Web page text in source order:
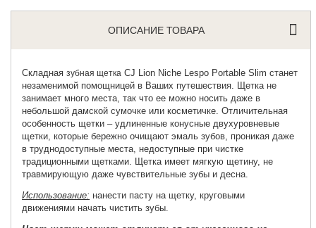
ОПИСАНИЕ ТОВАРА
Складнаязубная щетка CJ Lion Niche Lespo Portable Slim станет
незаменимой помощницей в Ваших путешествия. Щетка не
занимает много места, так что ее можно носить даже в
небольшой дамской сумочке или косметичке. Отличительная
особенность щетки – удлиненные конусные двухуровневые
щетки, которые бережно очищают эмаль зубов, проникая даже
в труднодоступные места, недоступные при чистке
традиционными щетками. Щетка имеет мягкую щетину, не
травмирующую даже чувствительные зубы и десна.
Использование: нанести пасту на щетку, круговыми
движениями начать чистить зубы.